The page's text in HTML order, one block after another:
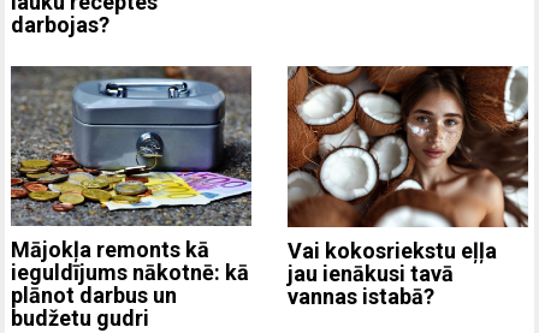
darbojas?
Mājokļa remonts kā
ieguldījums nākotnē: kā
plānot darbus un
budžetu gudri
Vai kokosriekstu eļļa
jau ienākusi tavā
vannas istabā?